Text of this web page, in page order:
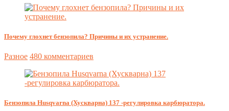
Почему глохнет бензопила? Причины и их устранение.
Разное 480 комментариев
Бензопила Husqvarna (Хускварна) 137 -регулировка карбюратора.